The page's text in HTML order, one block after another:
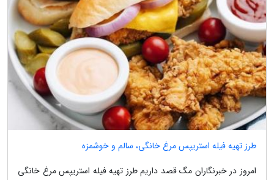
طرز تهیه فیله استریپس مرغ خانگی، سالم و خوشمزه
امروز در خبرنگاران مگ قصد داریم طرز تهیه فیله استریپس مرغ خانگی